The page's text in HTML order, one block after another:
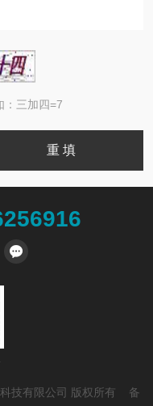
：三加四=7
技有限公司 版权所有 备